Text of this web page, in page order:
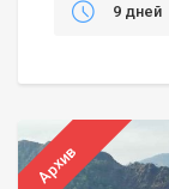
9 дней
Архив